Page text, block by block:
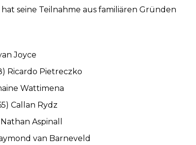
hat seine Teilnahme aus familiären Gründen
Joyce
Ricardo Pietreczko
Wattimena
Callan Rydz
Aspinall
van Barneveld